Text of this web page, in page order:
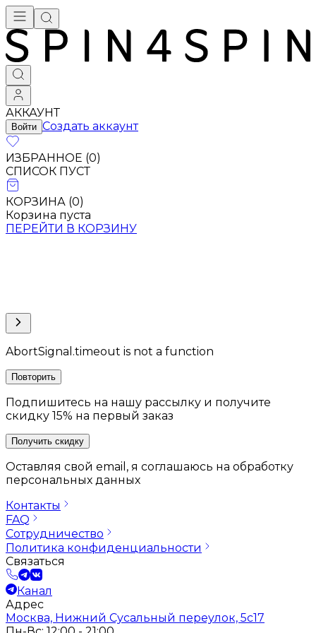
АККАУНТ
Войти Создать аккаунт
ИЗБРАННОЕ (0)
СПИСОК ПУСТ
КОРЗИНА (0)
Корзина пуста
ПЕРЕЙТИ В КОРЗИНУ
AbortSignal.timeout is not a function
Повторить
Подпишитесь на нашу рассылку и получите
скидку 15% на первый заказ
Получить скидку
Оставляя свой email, я соглашаюсь на обработку
персональных данных
Контакты
FAQ
Сотрудничество
Политика конфиденциальности
Связаться
Канал
Адрес
Москва, Нижний Сусальный переулок, 5с17